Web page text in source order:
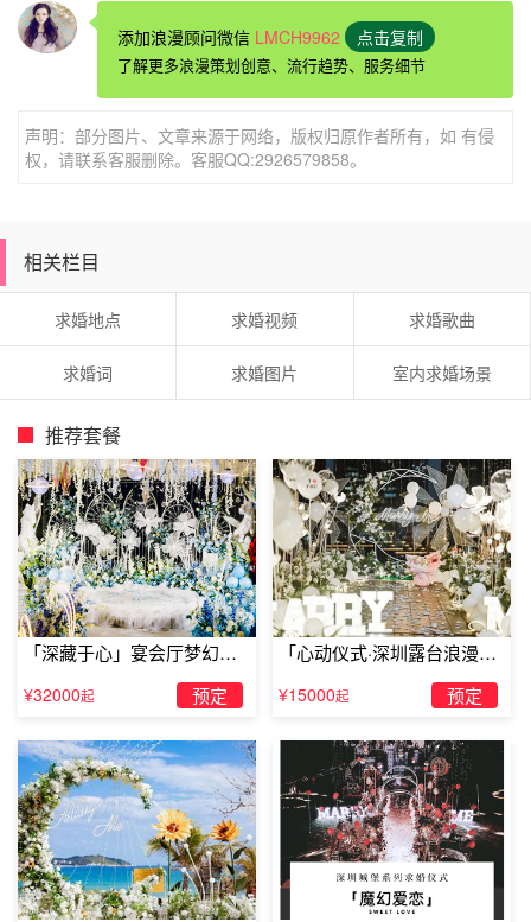
北戴河酒店房间表白布置推荐北戴河宏波旅馆
本店全部标间配置：电视柜、电视、空调、独立卫生间、24
枕头）确保一客一换。旅房间安静舒适、干净整洁，，24小
时冷热饮用水供应，如家般温馨。宾馆真诚的欢迎您的到
来，我们会用心做好服务，让您感觉到如家般的温馨，谢谢
您对我们的支持！
添加浪漫顾问微信 LMCH9962 点击复制
了解更多浪漫策划创意、流行趋势、服务细节
声明：部分图片、文章来源于网络，版权归原作者所有，如 有侵
权，请联系客服删除。客服QQ:2926579858。
相关栏目
求婚地点 求婚视频 求婚歌曲
求婚词 求婚图片 室内求婚场景
推荐套餐
「深藏于心」宴会厅梦幻主
题求婚仪式
¥32000起 预定
「心动仪式·深圳露台浪漫求
婚」
¥15000起 预定